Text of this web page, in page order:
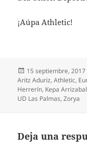
¡Aúpa Athletic!
Publicado
el
15 septiembre, 2017
Aritz Aduriz,Athletic,
Herrerín, Kepa
UD Las Palmas,Zorya
Deja una